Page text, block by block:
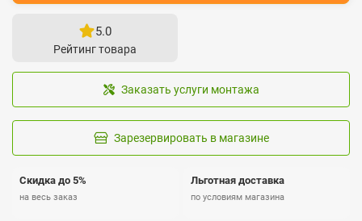
5.0
Рейтинг товара
Заказать услуги монтажа
Зарезервировать в магазине
Скидка до 5%
на весь заказ
Льготная доставка
по условиям магазина